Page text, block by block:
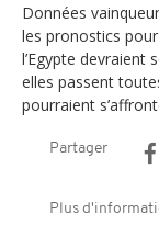
Données
les pronostics
l’Egypte devraient
elles passent
pourraient
Partager
Plus